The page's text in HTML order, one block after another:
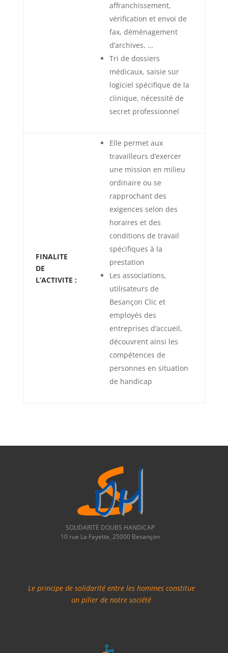
affranchissement,
vérification et envoi de
fax, déménagement
d’archives, …
Tri de dossiers
médicaux, saisie sur
logiciel spécifique de la
clinique, nécessité de
secret professionnel
FINALITE
DE
L’ACTIVITE :
Elle permet aux
travailleurs d’exercer
une mission en milieu
ordinaire ou se
rapprochant des
exigences selon des
horaires et des
conditions de travail
spécifiques à la
prestation
Les associations,
utilisateurs de
Besançon Clic et
employés des
entreprises d’accueil,
découvrent ainsi les
compétences de
personnes en situation
de handicap
SOLIDARITÉ DOUBS HANDICAP
10 rue La Fayette, 25000 Besançon
Le principe de solidarité entre les hommes constitue
un pilier de notre société